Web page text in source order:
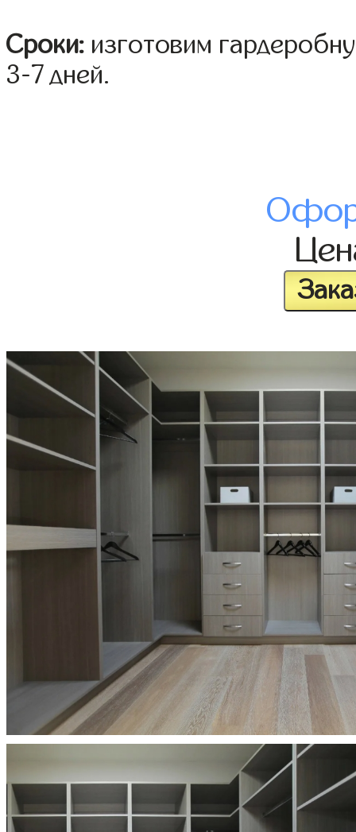
Сроки: изготовим
3-7 дней.